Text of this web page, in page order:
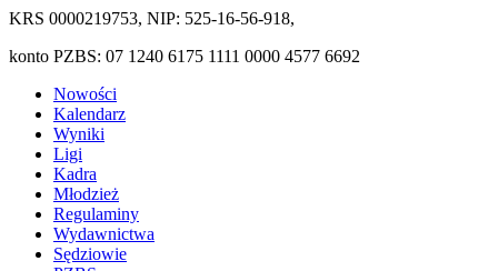
KRS 0000219753, NIP: 525-16-56-918,
konto PZBS: 07 1240 6175 1111 0000 4577 6692
Nowości
Kalendarz
Wyniki
Ligi
Kadra
Młodzież
Regulaminy
Wydawnictwa
Sędziowie